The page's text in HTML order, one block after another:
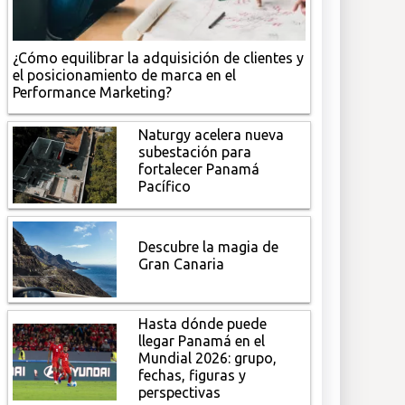
¿Cómo equilibrar la adquisición de clientes y
el posicionamiento de marca en el
Performance Marketing?
Naturgy acelera nueva
subestación para
fortalecer Panamá
Pacífico
Descubre la magia de
Gran Canaria
Hasta dónde puede
llegar Panamá en el
Mundial 2026: grupo,
fechas, figuras y
perspectivas